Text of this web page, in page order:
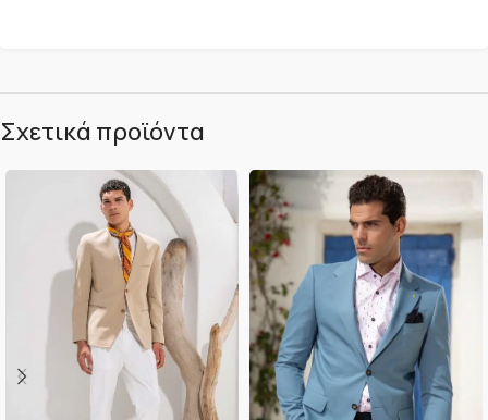
Σχετικά προϊόντα